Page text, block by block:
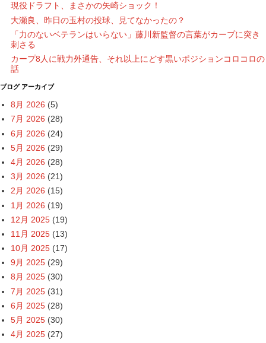
現役ドラフト、まさかの矢崎ショック！
大瀬良、昨日の玉村の投球、見てなかったの？
「力のないベテランはいらない」藤川新監督の言葉がカープに突き
刺さる
カープ8人に戦力外通告、それ以上にどす黒いポジションコロコロの
話
ブログ アーカイブ
8月 2026 (5)
7月 2026 (28)
6月 2026 (24)
5月 2026 (29)
4月 2026 (28)
3月 2026 (21)
2月 2026 (15)
1月 2026 (19)
12月 2025 (19)
11月 2025 (13)
10月 2025 (17)
9月 2025 (29)
8月 2025 (30)
7月 2025 (31)
6月 2025 (28)
5月 2025 (30)
4月 2025 (27)